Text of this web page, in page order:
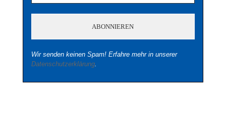
Wir senden keinen Spam! Erfahre mehr in unserer
Datenschutzerklärung.